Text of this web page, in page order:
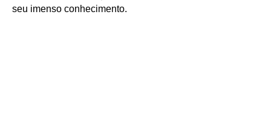
seu imenso conhecimento.